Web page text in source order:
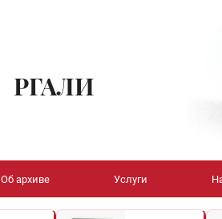
РГАЛИ
Об архиве Услуги